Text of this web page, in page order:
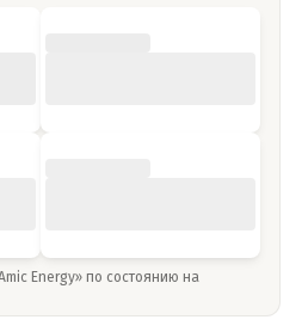
Energy» по состоянию на